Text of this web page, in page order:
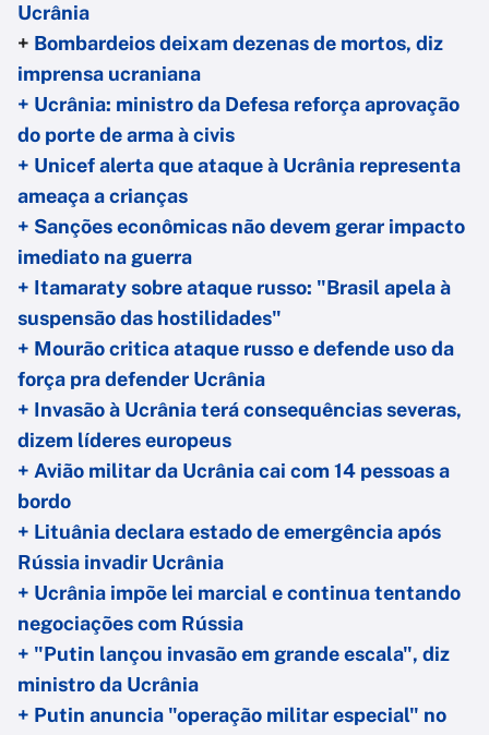
Ucrânia
+ Bombardeios deixam dezenas de mortos, diz
imprensa ucraniana
+ Ucrânia: ministro da Defesa reforça aprovação
do porte de arma à civis
+ Unicef alerta que ataque à Ucrânia representa
ameaça a crianças
+ Sanções econômicas não devem gerar impacto
imediato na guerra
+ Itamaraty sobre ataque russo: "Brasil apela à
suspensão das hostilidades"
+ Mourão critica ataque russo e defende uso da
força pra defender Ucrânia
+ Invasão à Ucrânia terá consequências severas,
dizem líderes europeus
+ Avião militar da Ucrânia cai com 14 pessoas a
bordo
+ Lituânia declara estado de emergência após
Rússia invadir Ucrânia
+ Ucrânia impõe lei marcial e continua tentando
negociações com Rússia
+ "Putin lançou invasão em grande escala", diz
ministro da Ucrânia
+ Putin anuncia "operação militar especial" no